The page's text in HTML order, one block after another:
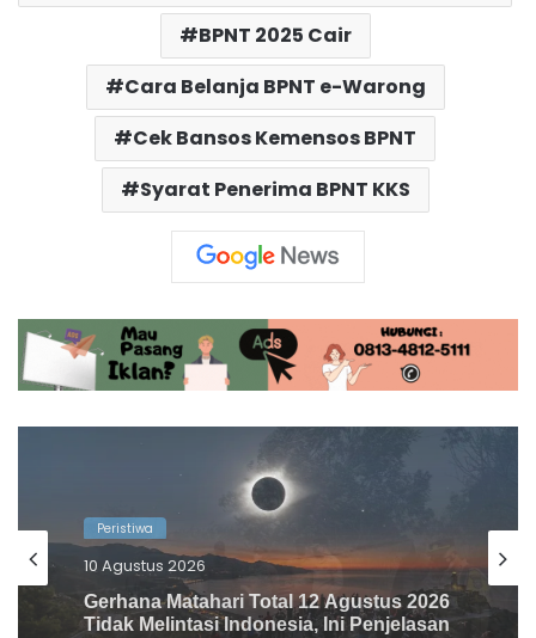
BPNT 2025 Cair
Cara Belanja BPNT e-Warong
Cek Bansos Kemensos BPNT
Syarat Penerima BPNT KKS
Peristiwa
6 Agustus 2026
Pengendara Motor di Ketapang
Meninggal Usai Terjebak Karhutla